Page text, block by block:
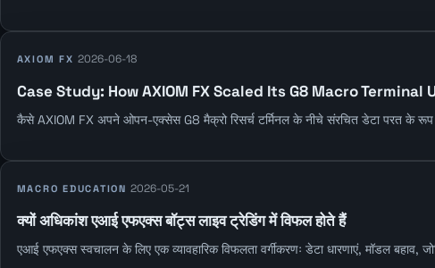
AXIOM FX 2026-06-18
Case Study: How AXIOM FX Scaled Its G8 Macro Terminal
कैसे AXIOM FX अपने ओपन-एक्सेस G8 मैक्रो रिसर्च टर्मिनल के नीचे संरचित डेटा परत के
MACRO EDUCATION 2026-05-21
क्यों अधिकांश एआई एफएक्स बॉट्स लाइव ट्रेडिंग में विफल होते हैं
एआई एफएक्स स्वचालन के लिए एक व्यावहारिक विफलता वर्गीकरणः डेटा धारणाएं, मॉडल